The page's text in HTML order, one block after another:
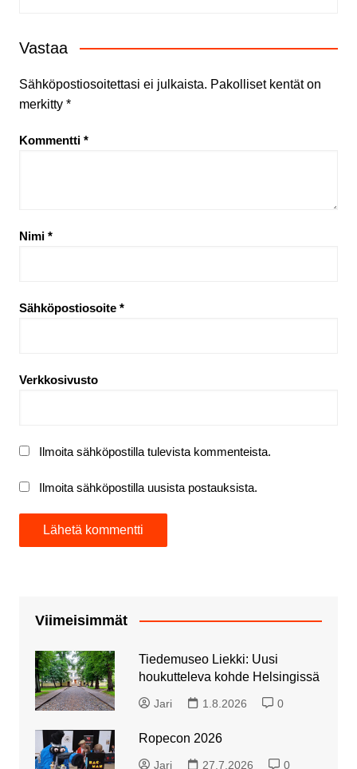
Vastaa
Sähköpostiosoitettasi ei julkaista. Pakolliset kentät on
merkitty *
Kommentti *
Nimi *
Sähköpostiosoite *
Verkkosivusto
Ilmoita sähköpostilla tulevista kommenteista.
Ilmoita sähköpostilla uusista postauksista.
Viimeisimmät
Tiedemuseo Liekki: Uusi
houkutteleva kohde Helsingissä
Jari 1.8.2026 0
Ropecon 2026
Jari 27.7.2026 0